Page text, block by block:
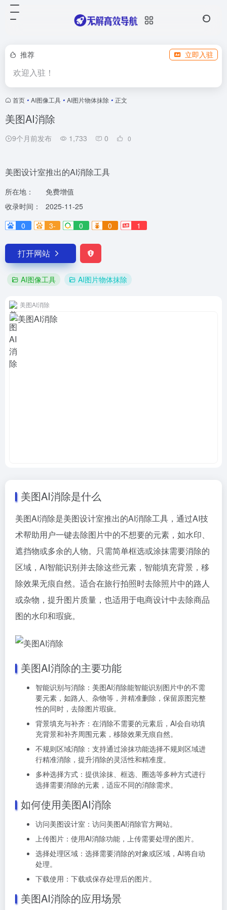
推荐 立即入驻
欢迎入驻！
首页 • AI图像工具 • AI图片物体抹除 • 正文
美图AI消除
9个月前发布 1,733 0 0
美图设计室推出的AI消除工具
所在地：
免费增值
收录时间：
2025-11-25
0
3- 0 0 1
打开网站
AI图像工具 AI图片物体抹除
美图AI消除
美图AI消除是什么
美图AI消除是美图设计室推出的AI消除工具，通过AI技
术帮助用户一键去除图片中的不想要的元素，如水印、
遮挡物或多余的人物。只需简单框选或涂抹需要消除的
区域，AI智能识别并去除这些元素，智能填充背景，移
除效果无痕自然。适合在旅行拍照时去除照片中的路人
或杂物，提升图片质量，也适用于电商设计中去除商品
图的水印和瑕疵。
美图AI消除的主要功能
智能识别与消除：美图AI消除能智能识别图片中的不需
要元素，如路人、杂物等，并精准删除，保留原图完整
性的同时，去除图片瑕疵。
背景填充与补齐：在消除不需要的元素后，AI会自动填
充背景和补齐周围元素，移除效果无痕自然。
不规则区域消除：支持通过涂抹功能选择不规则区域进
行精准消除，提升消除的灵活性和精准度。
多种选择方式：提供涂抹、框选、圈选等多种方式进行
选择需要消除的元素，适应不同的消除需求。
如何使用美图AI消除
访问美图设计室：访问美图AI消除官方网站。
上传图片：使用AI消除功能，上传需要处理的图片。
选择处理区域：选择需要消除的对象或区域，AI将自动
处理。
下载使用：下载或保存处理后的图片。
美图AI消除的应用场景